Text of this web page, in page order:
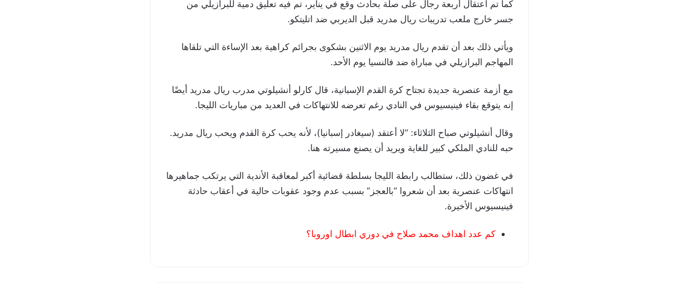
كما تم اعتقال أربعة رجال على صلة بحادث وقع في يناير، تم فيه تعليق دمية للبرازيلي من
جسر خارج ملعب تدريبات ريال مدريد قبل الديربي ضد اتليتكو.
ويأتي ذلك بعد أن تقدم ريال مدريد يوم الاثنين بشكوى بجرائم كراهية بعد الإساءة التي تلقاها
المهاجم البرازيلي في مباراة ضد فالنسيا يوم الأحد.
مع أزمة عنصرية جديدة تجتاح كرة القدم الإسبانية، قال كارلو أنشيلوتي مدرب ريال مدريد أيضًا
إنه يتوقع بقاء فينيسيوس في النادي رغم تعرضه للانتهاكات في العديد من مباريات الليجا.
وقال أنشيلوتي صباح الثلاثاء: “لا أعتقد (سيغادر إسبانيا)، لأنه يحب كرة القدم ويحب ريال مدريد.
حبه للنادي الملكي كبير للغاية ويريد أن يصنع مسيرته هنا.
في غضون ذلك، ستطالب رابطة الليجا بسلطة قضائية أكبر لمعاقبة الأندية التي يرتكب جماهيرها
انتهاكات عنصرية بعد أن شعروا “بالعجز” بسبب عدم وجود عقوبات حالية في أعقاب حادثة
فينيسيوس الأخيرة.
كم عدد اهداف محمد صلاح في دوري ابطال اوروبا؟